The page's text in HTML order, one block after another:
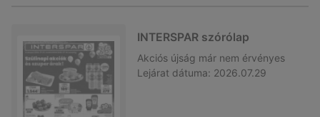
INTERSPAR szórólap
Akciós újság már nem érvényes
Lejárat dátuma: 2026.07.29